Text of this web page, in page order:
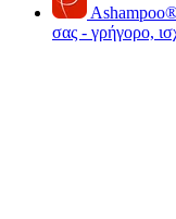
Ashampoo
σας - γρήγορο,